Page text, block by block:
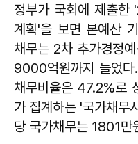
정부가 국회에 제출
계획'을 보면 본예산
채무는 2차 추가경정
9000억원까지 늘었
채무비율은 47.2%로
가 집계하는 '국가채무
당 국가채무는 1801만